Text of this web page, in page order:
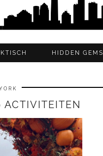
HIDDEN GEMS
ACTIVITEITEN